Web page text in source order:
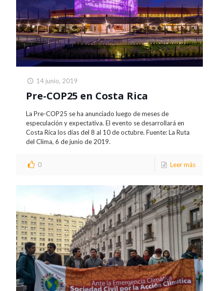
14 junio, 2019
Pre-COP25 en Costa Rica
La Pre-COP25 se ha anunciado luego de meses de
especulación y expectativa. El evento se desarrollará en
Costa Rica los días del 8 al 10 de octubre. Fuente: La Ruta
del Clima, 6 de junio de 2019.
0 Leer más